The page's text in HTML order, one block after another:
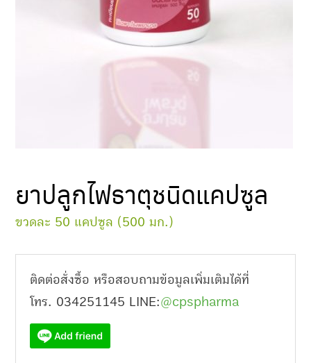
ยาปลูกไฟธาตุชนิดแคปซูล
ขวดละ 50 แคปซูล (500 มก.)
ติดต่อสั่งซื้อ หรือสอบถามข้อมูลเพิ่มเติมได้ที่
โทร. 034251145 LINE:@cpspharma